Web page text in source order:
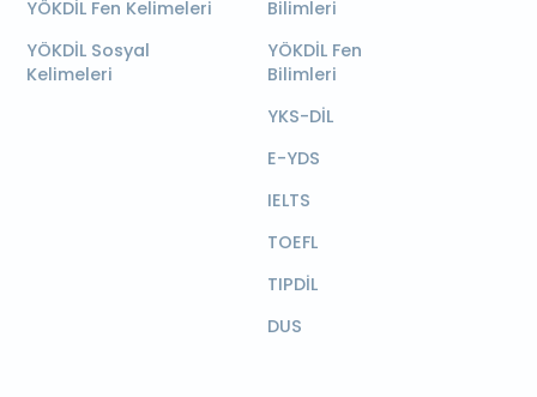
YÖKDİL Fen Kelimeleri
YÖKDİL Sosyal
Kelimeleri
Bilimleri
YÖKDİL Fen
Bilimleri
YKS-DİL
E-YDS
IELTS
TOEFL
TIPDİL
DUS